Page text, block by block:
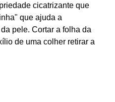
cicatrizante que
que ajuda a
pele. Cortar a folha da
de uma colher retirar a